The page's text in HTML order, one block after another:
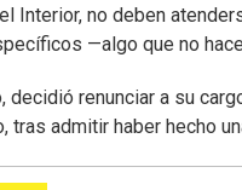
Interior, no deben
—algo que no
decidió renunciar a su
tras admitir haber hecho